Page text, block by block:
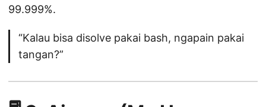
99.999%.
“Kalau bisa disolve pakai bash, ngapain pakai
tangan?”